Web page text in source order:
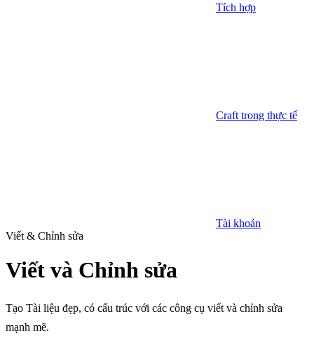
Tích hợp
Craft trong thực tế
Tài khoản
Viết & Chỉnh sửa
Viết và Chỉnh sửa
Tạo Tài liệu đẹp, có cấu trúc với các công cụ viết và chỉnh sửa
mạnh mẽ.